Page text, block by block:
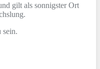
gilt als sonnigster Ort
sein.